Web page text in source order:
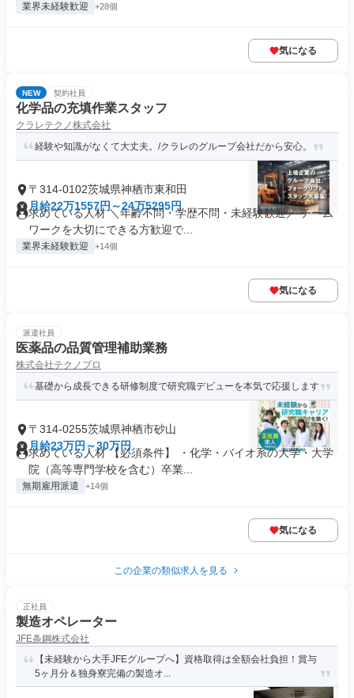
業界未経験歓迎 +28個
気になる
NEW 契約社員
化学品の充填作業スタッフ
クラレテクノ株式会社
経験や知識がなくて大丈夫。/クラレのグループ会社だから安心。
〒314-0102茨城県神栖市東和田
月給22万1557円～24万5295円
求めている人材 ＼年齢不問・学歴不問・未経験歓迎／ チーム
ワークを大切にできる方歓迎で...
業界未経験歓迎 +14個
気になる
派遣社員
医薬品の品質管理補助業務
株式会社テクノプロ
基礎から成長できる研修制度で研究職デビューを本気で応援します
〒314-0255茨城県神栖市砂山
月給23万円～30万円
求めている人材 【必須条件】 ・化学・バイオ系の大学・大学
院（高等専門学校を含む）卒業...
無期雇用派遣 +14個
気になる
この企業の類似求人を見る
正社員
製造オペレーター
JFE条鋼株式会社
【未経験から大手JFEグループへ】資格取得は全額会社負担！賞与
5ヶ月分＆独身寮完備の製造オ...